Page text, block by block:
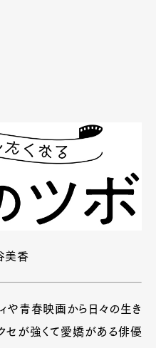
美香
や青春映画から日々の生き
セが強くて愛嬌がある俳優